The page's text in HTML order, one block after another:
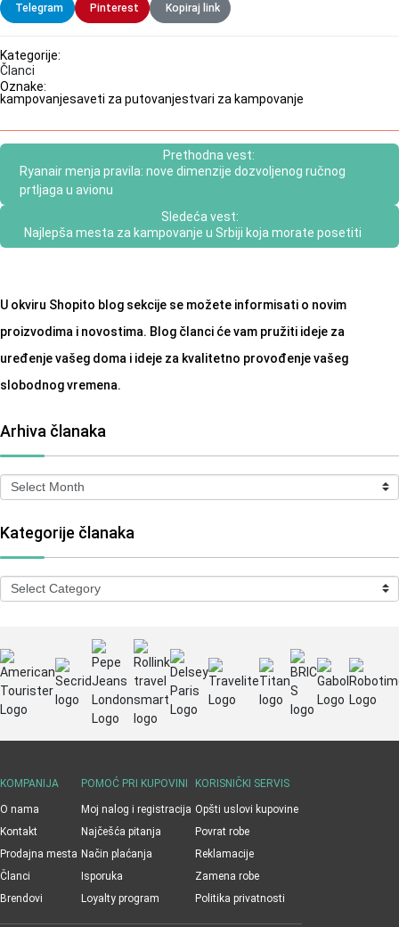
Telegram Pinterest Kopiraj link
Kategorije:
Članci
Oznake:
kampovanjesaveti za putovanjestvari za kampovanje
Prethodna vest:
Ryanair menja pravila: nove dimenzije dozvoljenog ručnog
prtljaga u avionu
Sledeća vest:
Najlepša mesta za kampovanje u Srbiji koja morate posetiti
U okviru Shopito blog sekcije se možete informisati o novim
proizvodima i novostima. Blog članci će vam pružiti ideje za
uređenje vašeg doma i ideje za kvalitetno provođenje vašeg
slobodnog vremena.
Arhiva članaka
Arhiva
članaka
Kategorije članaka
Kategorije
članaka
KOMPANIJA
O nama
Kontakt
Prodajna mesta
Članci
Brendovi
POMOĆ PRI KUPOVINI
Moj nalog i registracija
Najčešća pitanja
Način plaćanja
Isporuka
Loyalty program
KORISNIČKI SERVIS
Opšti uslovi kupovine
Povrat robe
Reklamacije
Zamena robe
Politika privatnosti